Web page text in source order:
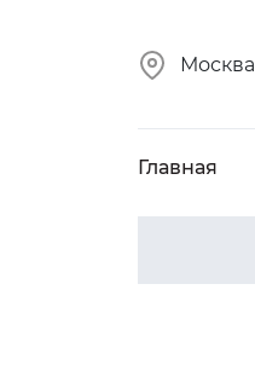
Москва
Главная